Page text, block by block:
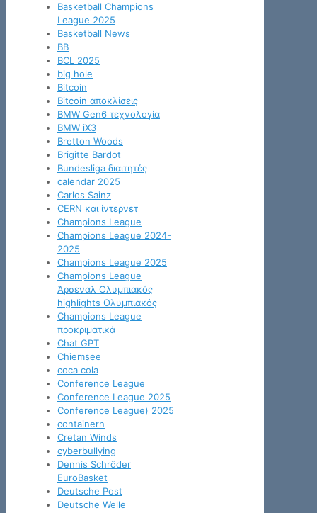
Basketball Champions
League 2025
Basketball News
BB
BCL 2025
big hole
Bitcoin
Bitcoin αποκλίσεις
BMW Gen6 τεχνολογία
BMW iX3
Bretton Woods
Brigitte Bardot
Bundesliga διαιτητές
calendar 2025
Carlos Sainz
CERN και ίντερνετ
Champions League
Champions League 2024-
2025
Champions League 2025
Champions League
Άρσεναλ Ολυμπιακός
highlights Ολυμπιακός
Champions League
προκριματικά
Chat GPT
Chiemsee
coca cola
Conference League
Conference League 2025
Conference League) 2025
containern
Cretan Winds
cyberbullying
Dennis Schröder
EuroBasket
Deutsche Post
Deutsche Welle